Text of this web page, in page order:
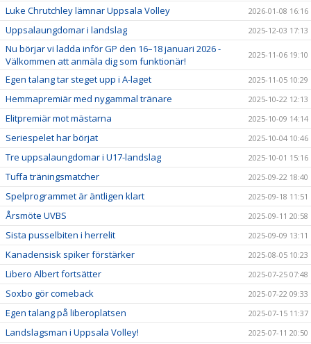
Luke Chrutchley lämnar Uppsala Volley 2026-01-08 16:16
Uppsalaungdomar i landslag 2025-12-03 17:13
Nu börjar vi ladda inför GP den 16–18 januari 2026 -
Välkommen att anmäla dig som funktionär!
2025-11-06 19:10
Egen talang tar steget upp i A-laget 2025-11-05 10:29
Hemmapremiär med nygammal tränare 2025-10-22 12:13
Elitpremiär mot mästarna 2025-10-09 14:14
Seriespelet har börjat 2025-10-04 10:46
Tre uppsalaungdomar i U17-landslag 2025-10-01 15:16
Tuffa träningsmatcher 2025-09-22 18:40
Spelprogrammet är äntligen klart 2025-09-18 11:51
Årsmöte UVBS 2025-09-11 20:58
Sista pusselbiten i herrelit 2025-09-09 13:11
Kanadensisk spiker förstärker 2025-08-05 10:23
Libero Albert fortsätter 2025-07-25 07:48
Soxbo gör comeback 2025-07-22 09:33
Egen talang på liberoplatsen 2025-07-15 11:37
Landslagsman i Uppsala Volley! 2025-07-11 20:50